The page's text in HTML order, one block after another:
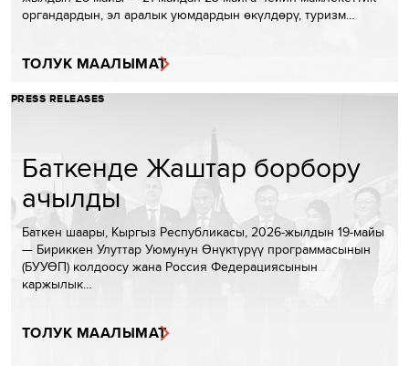
органдардын, эл аралык уюмдардын өкүлдөрү, туризм…
ТОЛУК МААЛЫМАТ
PRESS RELEASES
Баткенде Жаштар борбору
ачылды
Баткен шаары, Кыргыз Республикасы, 2026-жылдын 19-майы
— Бириккен Улуттар Уюмунун Өнүктүрүү программасынын
(БУУӨП) колдоосу жана Россия Федерациясынын
каржылык…
ТОЛУК МААЛЫМАТ